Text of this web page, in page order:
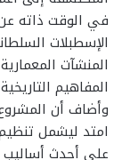
في الوقت ذاته
الإسطبلات
المنشآت
المفاهيم
​وأضاف أن
امتد ليشمل
على أحدث أساليب